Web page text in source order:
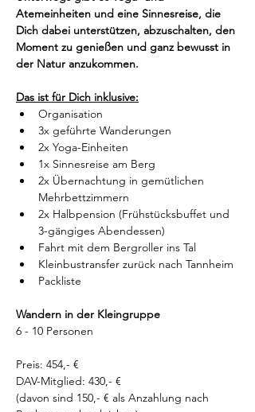
Atemeinheiten und eine Sinnesreise, die
Dich dabei unterstützen, abzuschalten, den
Moment zu genießen und ganz bewusst in
der Natur anzukommen.
Das ist für Dich inklusive:
Organisation
3x geführte Wanderungen
2x Yoga-Einheiten
1x Sinnesreise am Berg
2x Übernachtung in gemütlichen
Mehrbettzimmern
2x Halbpension (Frühstücksbuffet und
3-gängiges Abendessen)
Fahrt mit dem Bergroller ins Tal
Kleinbustransfer zurück nach Tannheim
Packliste
Wandern in der Kleingruppe
6 - 10 Personen
Preis: 454,- €
DAV-Mitglied: 430,- €
(davon sind 150,- € als Anzahlung nach